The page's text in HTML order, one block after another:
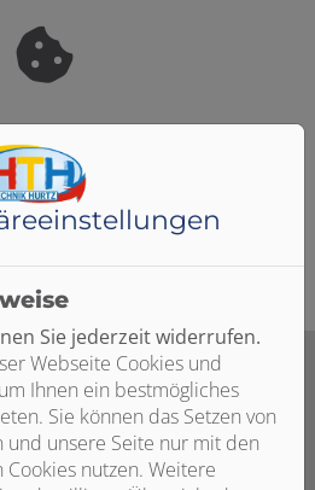
Cookies zu akzeptieren.
und Planung
muss richtig
Sie jederzeit widerrufen.
Webseite Cookies und
Ihnen ein bestmögliches
Sie können das Setzen von
und unsere Seite nur mit den
nutzen. Weitere